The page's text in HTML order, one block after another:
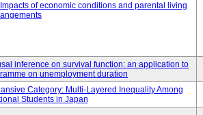
of economic conditions and parental living
inference on survival function: an application to
on unemployment duration
Category: Multi-Layered Inequality Among
Students in Japan